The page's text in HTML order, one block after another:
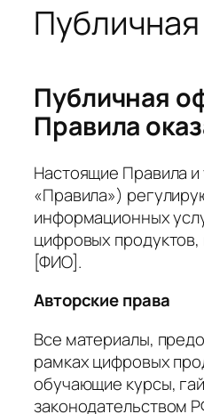
Публичная
Правила
Настоящие Правила
«Правила»)
информационных
цифровых
[ФИО].
Авторские права
Все материалы,
рамках цифровых
обучающие курсы,
законодательством